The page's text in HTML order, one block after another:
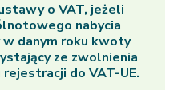
o VAT, jeżeli
nabycia
danym roku kwoty
ze zwolnienia
do VAT-UE.